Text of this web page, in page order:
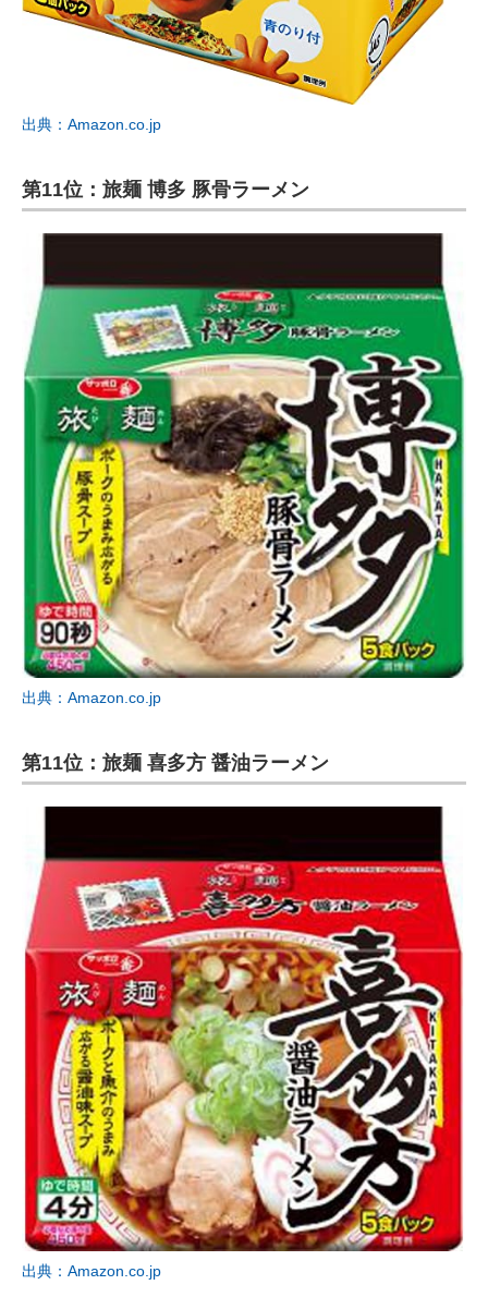
出典：Amazon.co.jp
第11位：旅麺 博多 豚骨ラーメン
出典：Amazon.co.jp
第11位：旅麺 喜多方 醤油ラーメン
出典：Amazon.co.jp